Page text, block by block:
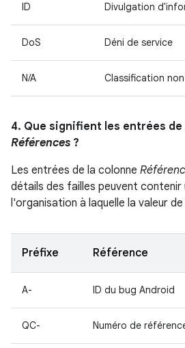
ID Divulgation
DoS Déni de service
N/A Classification
4. Que signifient les entrées de
Références ?
Les entrées de la colonne
détails des failles peuvent
l'organisation à laquelle la valeur
Préfixe Référence
A- ID du bug Android
QC- Numéro de